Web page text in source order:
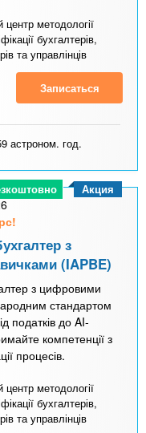
методології
бухгалтерів,
та управлінців
Записаться
астроном. год.
з
(IAPBE)
з цифровими
стандартом
податків до AI-
компетенції з
процесів.
методології
бухгалтерів,
та управлінців
Акция